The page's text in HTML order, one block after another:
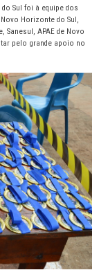
Sul foi à equipe dos
Horizonte do Sul,
Sanesul, APAE de Novo
pelo grande apoio no